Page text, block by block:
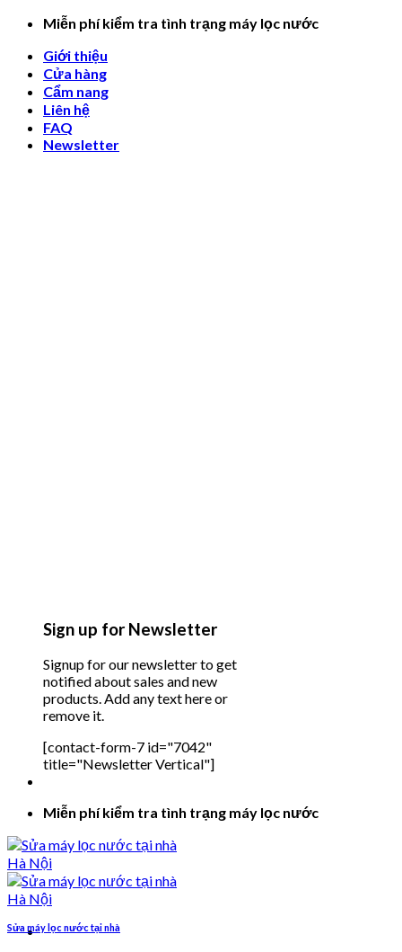
Skip
content
Miễn phí kiểm tra tình trạng máy lọc nước
Giới thiệu
Cửa hàng
Cẩm nang
Liên hệ
FAQ
Newsletter
Sign up for Newsletter
Signup for our newsletter to get
notified about sales and new
products. Add any text here or
remove it.
[contact-form-7 id="7042"
title="Newsletter Vertical"]
Miễn phí kiểm tra tình trạng máy lọc nước
Sửa máy lọc nước tại nhà